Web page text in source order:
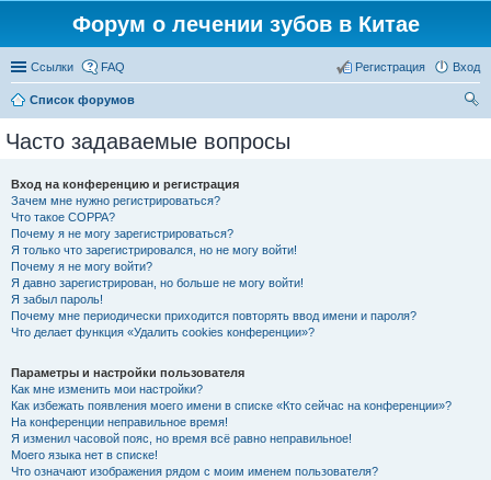
Форум о лечении зубов в Китае
Ссылки FAQ Вход
Регистрация
Список форумов
Часто задаваемые вопросы
Вход на конференцию и регистрация
Зачем мне нужно регистрироваться?
Что такое COPPA?
Почему я не могу зарегистрироваться?
Я только что зарегистрировался, но не могу войти!
Почему я не могу войти?
Я давно зарегистрирован, но больше не могу войти!
Я забыл пароль!
Почему мне периодически приходится повторять ввод имени и пароля?
Что делает функция «Удалить cookies конференции»?
Параметры и настройки пользователя
Как мне изменить мои настройки?
Как избежать появления моего имени в списке «Кто сейчас на конференции»?
На конференции неправильное время!
Я изменил часовой пояс, но время всё равно неправильное!
Моего языка нет в списке!
Что означают изображения рядом с моим именем пользователя?